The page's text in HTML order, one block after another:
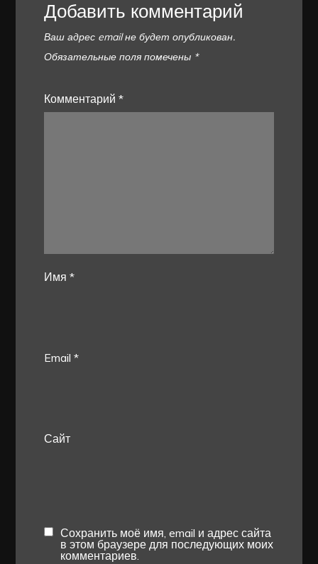
Добавить комментарий
Ваш адрес email не будет опубликован.
Обязательные поля помечены *
Комментарий*
Имя*
Email*
Сайт
Сохранить моё имя, email и адрес сайта
в этом браузере для последующих моих
комментариев.